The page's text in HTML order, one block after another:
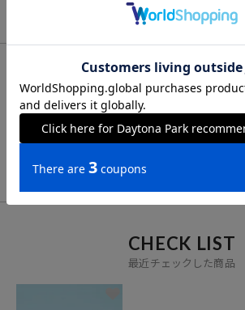
FOR YOU
あなたにおすすめのアイテム
CHECK LIST
最近チェックした商品